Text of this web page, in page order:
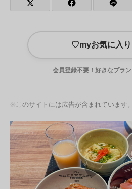
♡myお気に入
会員登録不要！好きなプラン
※このサイトには広告が含まれています。